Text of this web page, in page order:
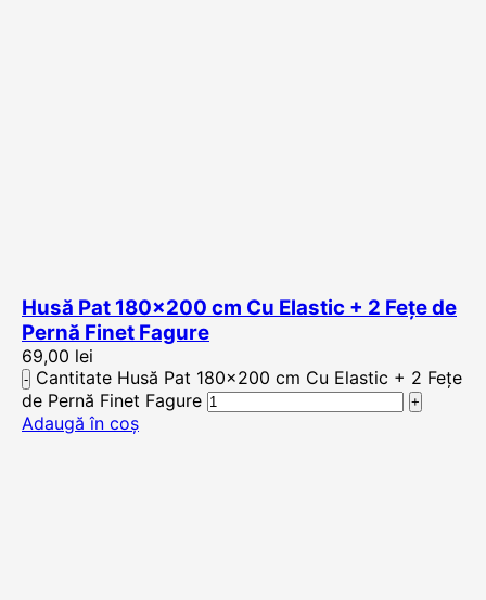
Husă Pat 180×200 cm Cu Elastic + 2 Fețe de
Pernă Finet Fagure
69,00 lei
Cantitate Husă Pat 180x200 cm Cu Elastic + 2 Fețe
de Pernă Finet Fagure
Adaugă în coș